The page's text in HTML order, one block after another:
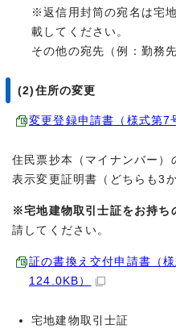
※返信用封筒の宛名は宅
載してください。
その他の宛先（例：勤務
(2)住所の変更
変更登録申請書（様式第7
住民票抄本（マイナンバー）
表示変更証明書（どちらも3
※宅地建物取引士証をお持ち
請してください。
証の書換え交付申請書（
124.0KB）
宅地建物取引士証